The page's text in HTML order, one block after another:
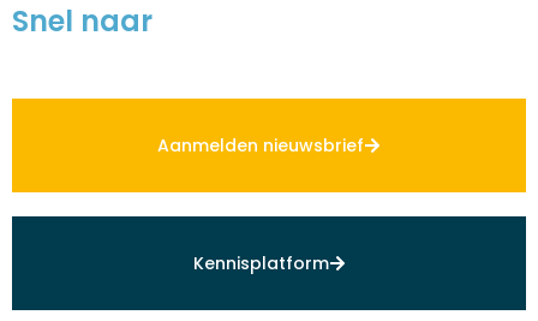
Snel naar
Aanmelden nieuwsbrief
Kennisplatform